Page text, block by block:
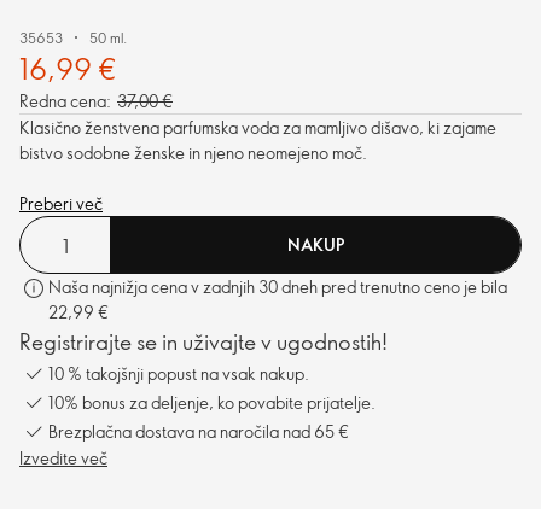
35653 50 ml.
16,99 €
Redna cena: 37,00 €
Klasično ženstvena parfumska voda za mamljivo dišavo, ki zajame
bistvo sodobne ženske in njeno neomejeno moč.
Preberi več
NAKUP
Naša najnižja cena v zadnjih 30 dneh pred trenutno ceno je bila
22,99 €
Registrirajte se in uživajte v ugodnostih!
10 % takojšnji popust na vsak nakup.
10% bonus za deljenje, ko povabite prijatelje.
Brezplačna dostava na naročila nad 65 €
Izvedite več